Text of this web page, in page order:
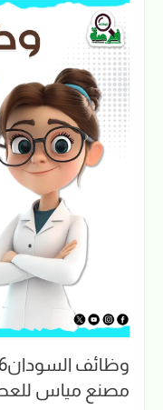
مصنع مياس